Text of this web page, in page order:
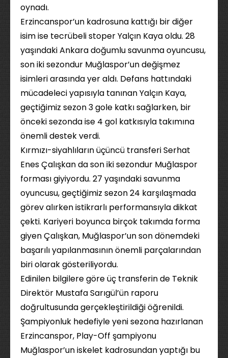
oynadı.
Erzincanspor’un kadrosuna kattığı bir diğer
isim ise tecrübeli stoper Yalçın Kaya oldu. 28
yaşındaki Ankara doğumlu savunma oyuncusu,
son iki sezondur Muğlaspor’un değişmez
isimleri arasında yer aldı. Defans hattındaki
mücadeleci yapısıyla tanınan Yalçın Kaya,
geçtiğimiz sezon 3 gole katkı sağlarken, bir
önceki sezonda ise 4 gol katkısıyla takımına
önemli destek verdi.
Kırmızı-siyahlıların üçüncü transferi Serhat
Enes Çalışkan da son iki sezondur Muğlaspor
forması giyiyordu. 27 yaşındaki savunma
oyuncusu, geçtiğimiz sezon 24 karşılaşmada
görev alırken istikrarlı performansıyla dikkat
çekti. Kariyeri boyunca birçok takımda forma
giyen Çalışkan, Muğlaspor’un son dönemdeki
başarılı yapılanmasının önemli parçalarından
biri olarak gösteriliyordu.
Edinilen bilgilere göre üç transferin de Teknik
Direktör Mustafa Sarıgül’ün raporu
doğrultusunda gerçekleştirildiği öğrenildi.
Şampiyonluk hedefiyle yeni sezona hazırlanan
Erzincanspor, Play-Off şampiyonu
Muğlaspor’un iskelet kadrosundan yaptığı bu